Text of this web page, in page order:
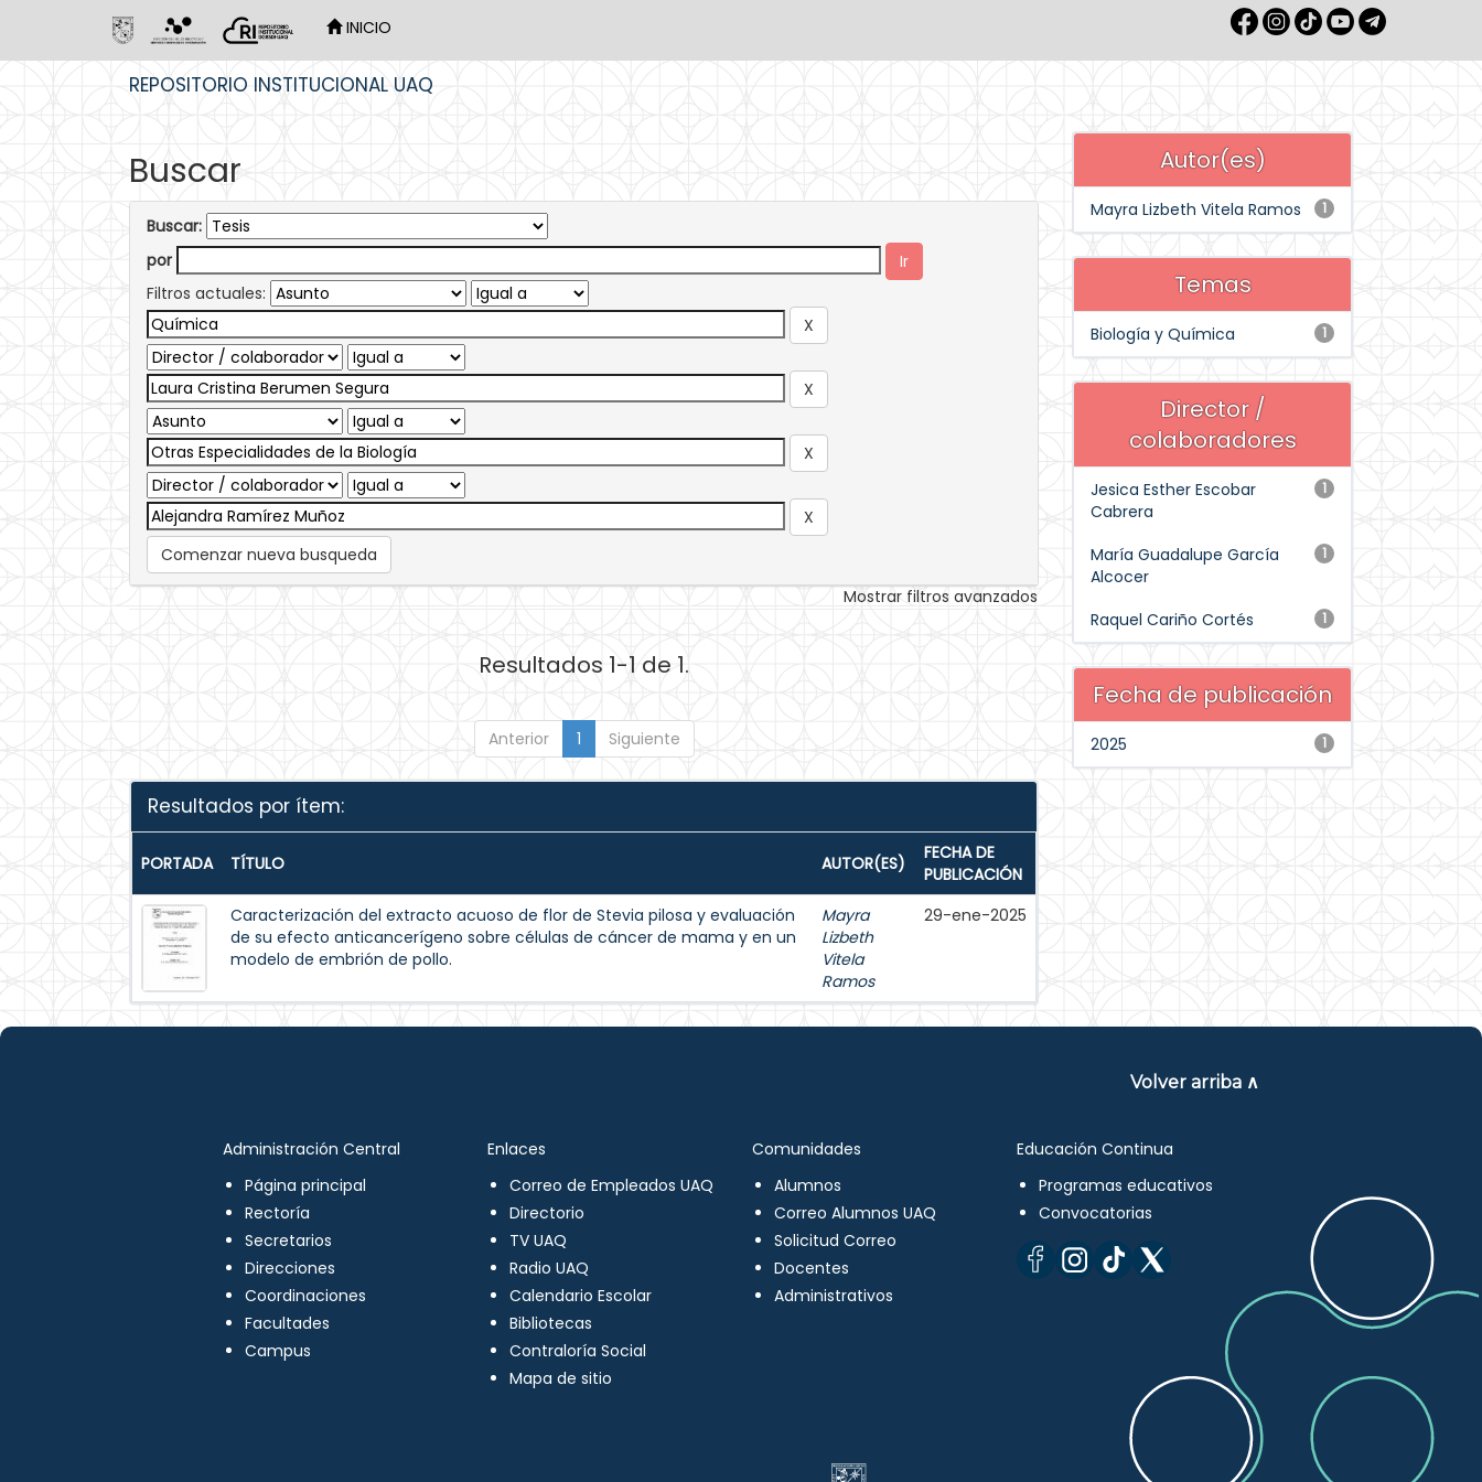
INICIO
REPOSITORIO INSTITUCIONAL UAQ
Buscar
Buscar:
por
Filtros actuales:
Comenzar nueva busqueda
Mostrar filtros avanzados
Resultados 1-1 de 1.
Anterior 1 Siguiente
Resultados por ítem:
PORTADA TÍTULO AUTOR(ES)
FECHA DE
PUBLICACIÓN
Caracterización del extracto acuoso de flor de Stevia pilosa y evaluación
de su efecto anticancerígeno sobre células de cáncer de mama y en un
modelo de embrión de pollo.
Mayra
Lizbeth
Vitela
Ramos
29-ene-2025
Autor(es)
1
Mayra Lizbeth Vitela Ramos
Temas
1
Biología y Química
Director /
colaboradores
1
Jesica Esther Escobar
Cabrera
1
María Guadalupe García
Alcocer
1
Raquel Cariño Cortés
Fecha de publicación
1
2025
Volver arriba ∧
Administración Central
Página principal
Rectoría
Secretarios
Direcciones
Coordinaciones
Facultades
Campus
Enlaces
Correo de Empleados UAQ
Directorio
TV UAQ
Radio UAQ
Calendario Escolar
Bibliotecas
Contraloría Social
Mapa de sitio
Comunidades
Alumnos
Correo Alumnos UAQ
Solicitud Correo
Docentes
Administrativos
Educación Continua
Programas educativos
Convocatorias